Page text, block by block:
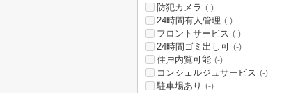
防犯カメラ (-)
24時間有人管理 (-)
フロントサービス (-)
24時間ゴミ出し可 (-)
住戸内覧可能 (-)
コンシェルジュサービス (-)
駐車場あり (-)